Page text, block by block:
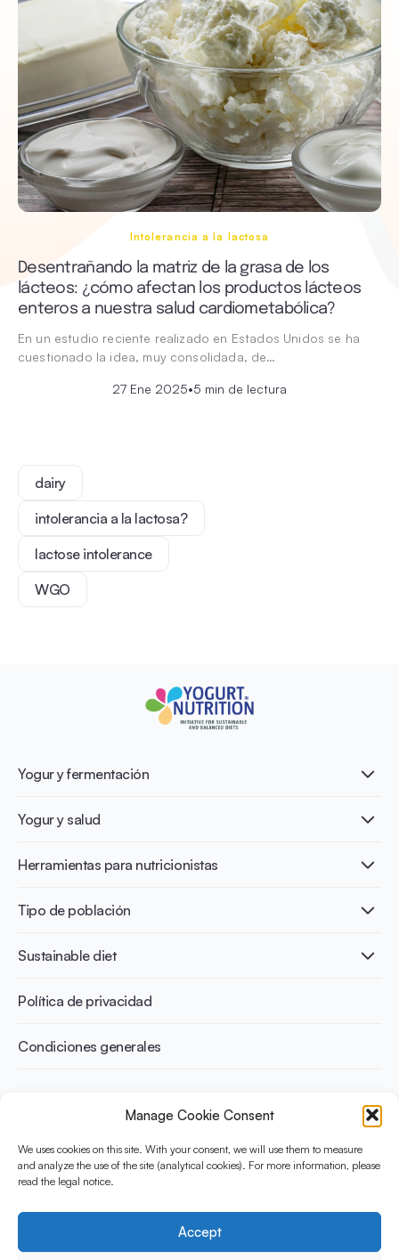
Manage Cookie Consent
We uses cookies on this site. With your consent, we will use them to measure
and analyze the use of the site (analytical cookies). For more information, please
read the legal notice.
Accept
Intolerancia a la lactosa
Desentrañando la matriz de la grasa de los
lácteos: ¿cómo afectan los productos lácteos
enteros a nuestra salud cardiometabólica?
En un estudio reciente realizado en Estados Unidos se ha
cuestionado la idea, muy consolidada, de…
27 Ene 2025•5 min de lectura
dairy
intolerancia a la lactosa?
lactose intolerance
WGO
Yogur y fermentación
¿Qué es el yogur?
Nutri-dense food
Yogur y salud
Healthy Diets & Lifestyle
Salud intestinal y microbiota
Salud ósea
Control del peso
Herramientas para nutricionistas
Publicaciones
Infographics
Recetas
Tipo de población
Adultos
Deportistas
Sustainable diet
Beneficios medioambientales
Beneficios para la salud
Política de privacidad
Condiciones generales
Equilibradas está financiada por el Instituto Danone
Internacional. Su objetivo es evaluar y compartir la evidencia
actual sobre el yogur como aliado en una dieta saludable y
Social Media